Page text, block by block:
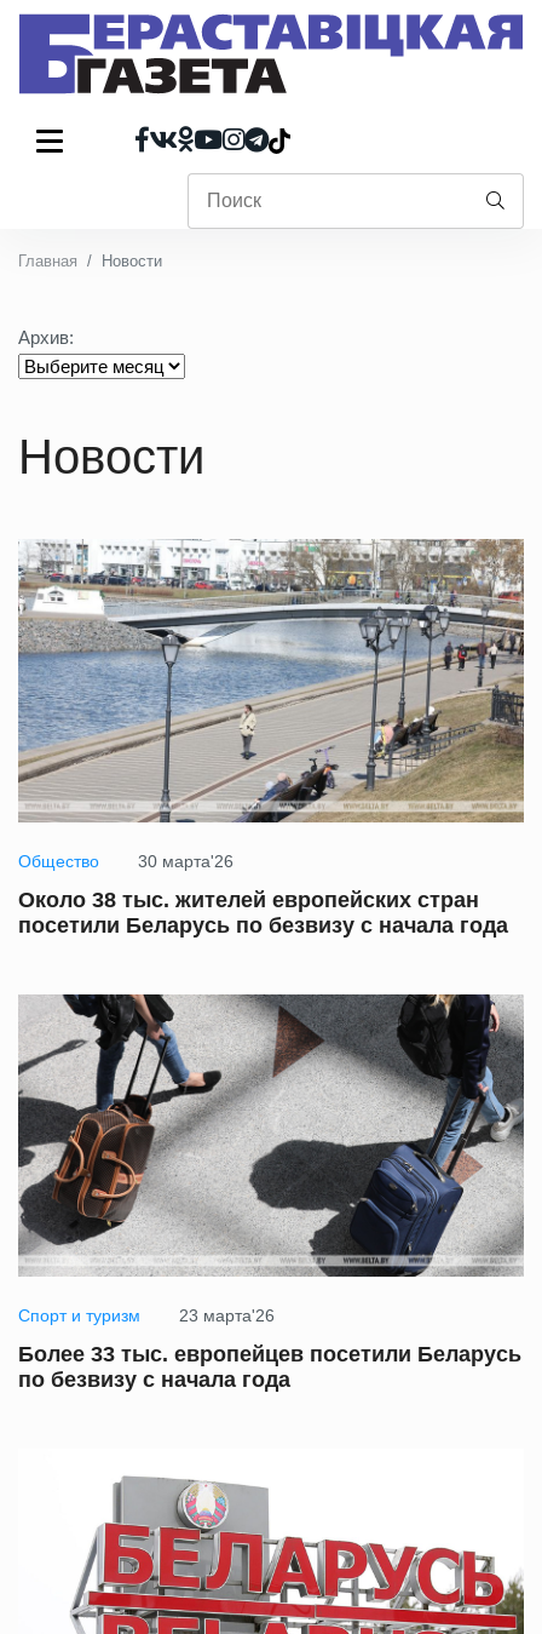
Главная Новости
Архив:
Новости
Общество 30 марта'26
Около 38 тыс. жителей европейских стран
посетили Беларусь по безвизу с начала года
Спорт и туризм 23 марта'26
Более 33 тыс. европейцев посетили Беларусь
по безвизу с начала года